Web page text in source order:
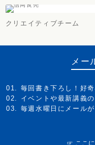
クリエイティブチーム
メー
毎回書き下ろし！好
イベントや最新講義
毎週水曜日にメール